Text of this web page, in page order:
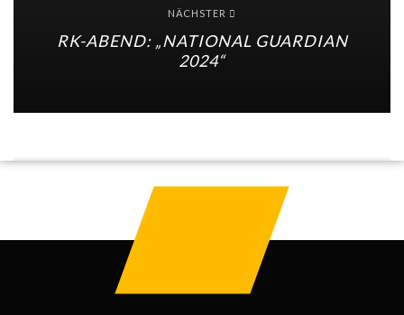
NÄCHSTER
RK-ABEND: „NATIONAL GUARDIAN
2024“